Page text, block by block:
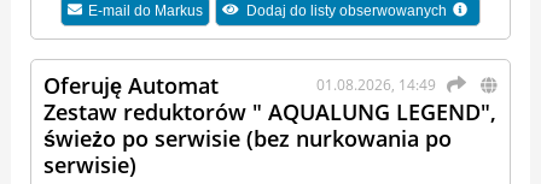
E-mail do Markus Dodaj do listy obserwowanych
01.08.2026, 14:49
Oferuję Automat
Zestaw reduktorów " AQUALUNG LEGEND",
świeżo po serwisie (bez nurkowania po
serwisie)